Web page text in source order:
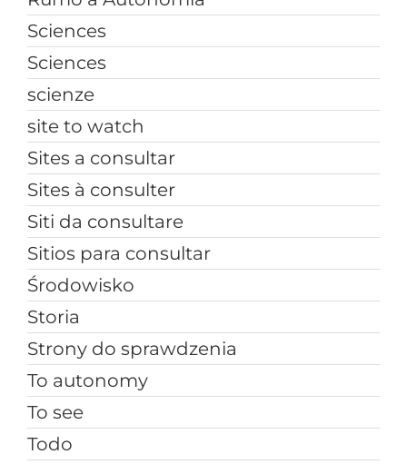
Sciences
Sciences
scienze
site to watch
Sites a consultar
Sites à consulter
Siti da consultare
Sitios para consultar
Środowisko
Storia
Strony do sprawdzenia
To autonomy
To see
Todo